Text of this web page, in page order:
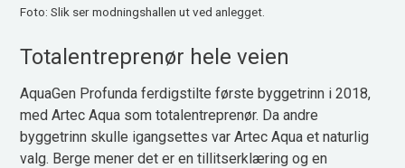
Foto: Slik ser modningshallen ut ved anlegget.
Totalentreprenør hele veien
AquaGen Profunda ferdigstilte første byggetrinn i 2018,
med Artec Aqua som totalentreprenør. Da andre
byggetrinn skulle igangsettes var Artec Aqua et naturlig
valg. Berge mener det er en tillitserklæring og en